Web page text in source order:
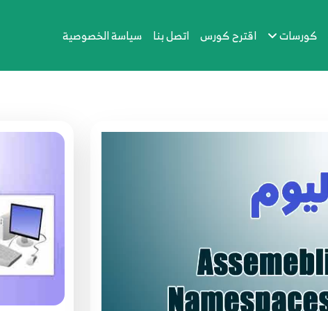
كورسات اقترح كورس اتصل بنا سياسة الخصوصية
25
Handling
10:52